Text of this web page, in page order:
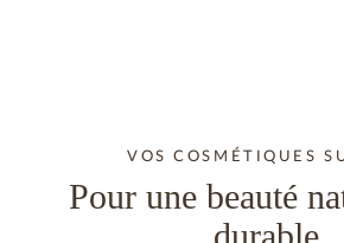
VOS COSMÉTIQUES
Pour une beauté